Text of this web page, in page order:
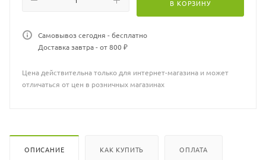
В КОРЗИНУ
Самовывоз сегодня - бесплатно
Доставка завтра - от 800 ₽
Цена действительна только для интернет-магазина и может
отличаться от цен в розничных магазинах
ОПИСАНИЕ КАК КУПИТЬ ОПЛАТА